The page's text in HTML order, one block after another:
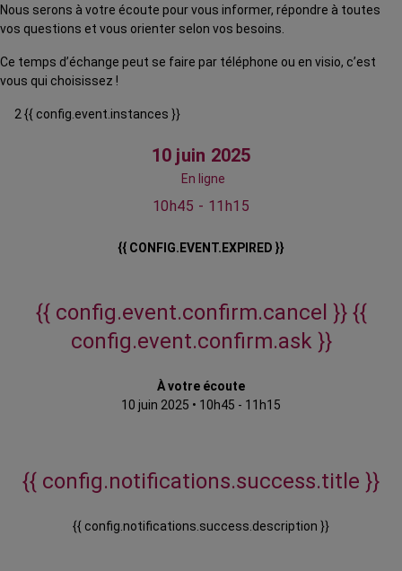
Nous serons à votre écoute pour vous informer, répondre à toutes
vos questions et vous orienter selon vos besoins.
Ce temps d’échange peut se faire par téléphone ou en visio, c’est
vous qui choisissez !
2 {{ config.event.instances }}
10 juin 2025
En ligne
10h45 - 11h15
{{ CONFIG.EVENT.EXPIRED }}
{{ config.event.confirm.cancel }} {{
config.event.confirm.ask }}
À votre écoute
10 juin 2025 • 10h45 - 11h15
{{ config.notifications.success.title }}
{{ config.notifications.success.description }}